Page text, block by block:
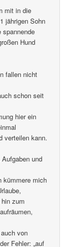
mit in die
jährigen Sohn
spannende
Hund
fallen nicht
schon seit
hier ein
verteilen kann.
und
kümmere mich
zum
von
Fehler: „auf